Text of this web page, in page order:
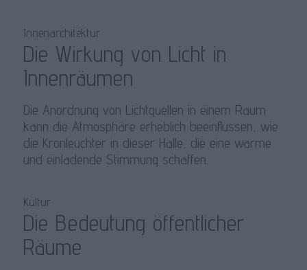
Innenarchitektur
Die Wirkung von Licht in
Innenräumen
Die Anordnung von Lichtquellen in einem Raum
kann die Atmosphäre erheblich beeinflussen, wie
die Kronleuchter in dieser Halle, die eine warme
und einladende Stimmung schaffen.
Kultur
Die Bedeutung öffentlicher
Räume